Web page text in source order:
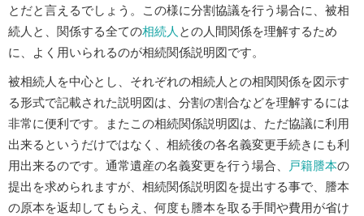
とだと言えるでしょう。この様に分割協議を行う場合に、被相
続人と、関係する全ての相続人 との人間関係を理解するため
に、よく用いられるのが相続関係説明図です。
被相続人を中心とし、それぞれの相続人との相関関係を図示す
る形式で記載された説明図は、分割の割合などを理解するには
非常に便利です。またこの相続関係説明図は、ただ協議に利用
出来るというだけではなく、相続後の各名義変更手続きにも利
用出来るのです。通常遺産の名義変更を行う場合、
戸籍謄本の
提出を求められますが、相続関係説明図を提出する事で、謄本
の原本を返却してもらえ、何度も謄本を取る手間や費用が省け